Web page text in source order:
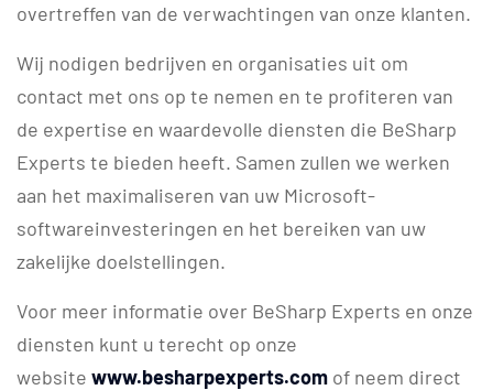
overtreffen van de verwachtingen van onze klanten.
Wij nodigen bedrijven en organisaties uit om
contact met ons op te nemen en te profiteren van
de expertise en waardevolle diensten die BeSharp
Experts te bieden heeft. Samen zullen we werken
aan het maximaliseren van uw Microsoft-
softwareinvesteringen en het bereiken van uw
zakelijke doelstellingen.
Voor meer informatie over BeSharp Experts en onze
diensten kunt u terecht op onze
website www.besharpexperts.com of neem direct